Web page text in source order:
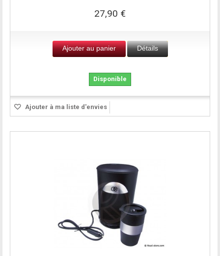
27,90 €
Ajouter au panier Détails
Disponible
Ajouter à ma liste d'envies